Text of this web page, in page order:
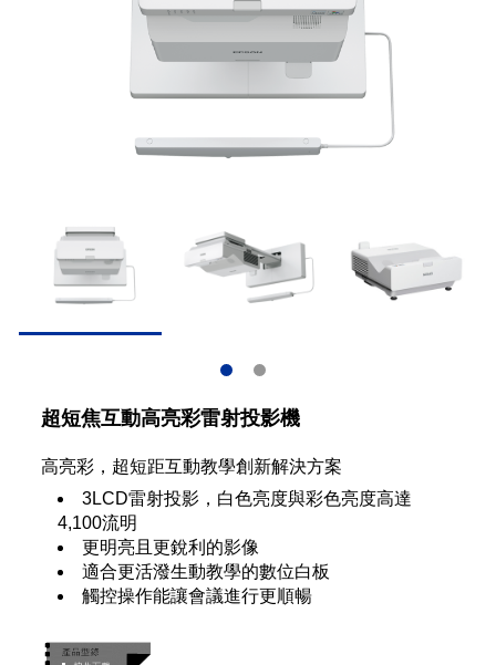
超短焦互動高亮彩雷射投影機
高亮彩，超短距互動教學創新解決方案
3LCD雷射投影，白色亮度與彩色亮度高達
4,100流明
更明亮且更銳利的影像
適合更活潑生動教學的數位白板
觸控操作能讓會議進行更順暢